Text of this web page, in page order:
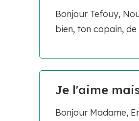
Bonjour Tefouy,
bien, ton copain, de
Je l'aime
Bonjour Madame,